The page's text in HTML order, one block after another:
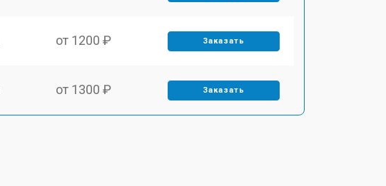
от 1200 ₽ Заказать
от 1300 ₽ Заказать